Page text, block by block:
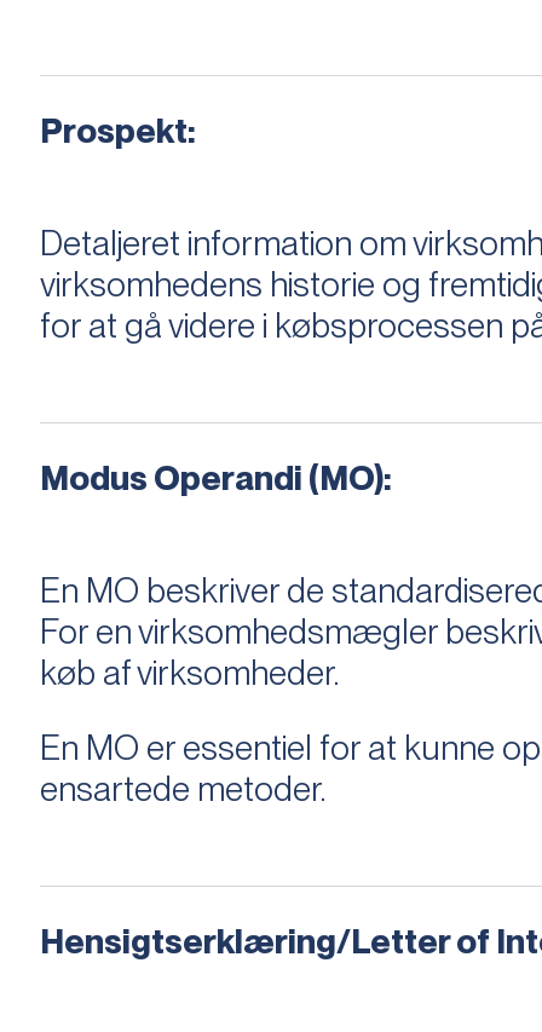
Prospekt:
Detaljeret information om
virksomhedens historie og
for at gå videre i købsprocessen
Modus Operandi (MO):
En MO beskriver de
For en virksomhedsmægler
køb af virksomheder.
En MO er essentiel for at kunne
ensartede metoder.
Hensigtserklæring/Letter of